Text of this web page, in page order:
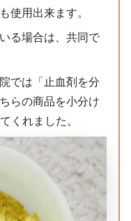
使用出来ます。
る場合は、共同で
では「止血剤を分
らの商品を小分け
くれました。